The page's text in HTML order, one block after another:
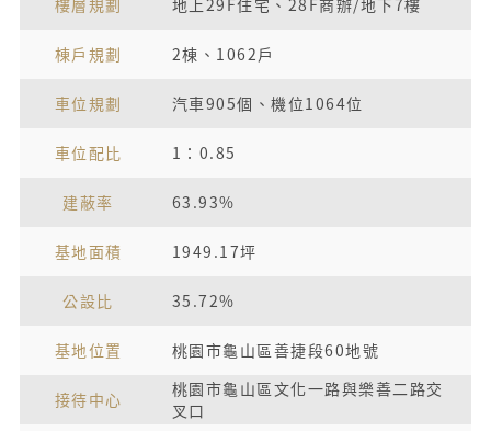
樓層規劃 地上29F住宅、28F商辦/地下7樓
棟戶規劃 2棟、1062戶
車位規劃 汽車905個、機位1064位
車位配比 1：0.85
建蔽率 63.93%
基地面積 1949.17坪
公設比 35.72%
基地位置 桃園市龜山區善捷段60地號
接待中心
桃園市龜山區文化一路與樂善二路交
叉口